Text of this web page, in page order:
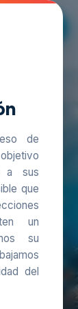
Marina
reúne
y
niveles
de
a sus
que
un
su
del